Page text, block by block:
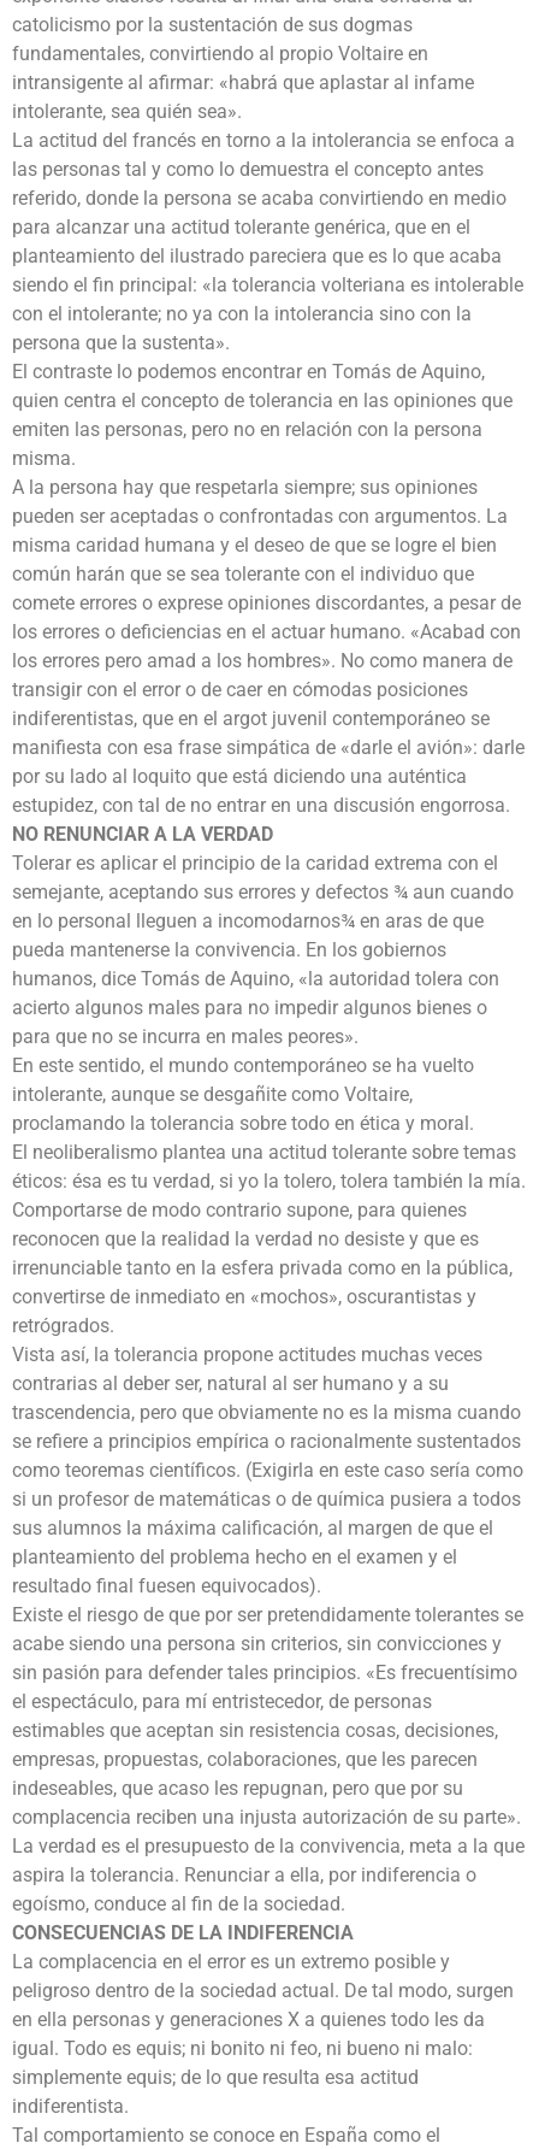
catolicismo por la sustentación de sus dogmas
fundamentales, convirtiendo al propio Voltaire en
intransigente al afirmar: «habrá que aplastar al infame
intolerante, sea quién sea».
La actitud del francés en torno a la intolerancia se enfoca a
las personas tal y como lo demuestra el concepto antes
referido, donde la persona se acaba convirtiendo en medio
para alcanzar una actitud tolerante genérica, que en el
planteamiento del ilustrado pareciera que es lo que acaba
siendo el fin principal: «la tolerancia volteriana es intolerable
con el intolerante; no ya con la intolerancia sino con la
persona que la sustenta».
El contraste lo podemos encontrar en Tomás de Aquino,
quien centra el concepto de tolerancia en las opiniones que
emiten las personas, pero no en relación con la persona
misma.
A la persona hay que respetarla siempre; sus opiniones
pueden ser aceptadas o confrontadas con argumentos. La
misma caridad humana y el deseo de que se logre el bien
común harán que se sea tolerante con el individuo que
comete errores o exprese opiniones discordantes, a pesar de
los errores o deficiencias en el actuar humano. «Acabad con
los errores pero amad a los hombres». No como manera de
transigir con el error o de caer en cómodas posiciones
indiferentistas, que en el argot juvenil contemporáneo se
manifiesta con esa frase simpática de «darle el avión»: darle
por su lado al loquito que está diciendo una auténtica
estupidez, con tal de no entrar en una discusión engorrosa.
NO RENUNCIAR A LA VERDAD
Tolerar es aplicar el principio de la caridad extrema con el
semejante, aceptando sus errores y defectos ¾ aun cuando
en lo personal lleguen a incomodarnos¾ en aras de que
pueda mantenerse la convivencia. En los gobiernos
humanos, dice Tomás de Aquino, «la autoridad tolera con
acierto algunos males para no impedir algunos bienes o
para que no se incurra en males peores».
En este sentido, el mundo contemporáneo se ha vuelto
intolerante, aunque se desgañite como Voltaire,
proclamando la tolerancia sobre todo en ética y moral.
El neoliberalismo plantea una actitud tolerante sobre temas
éticos: ésa es tu verdad, si yo la tolero, tolera también la mía.
Comportarse de modo contrario supone, para quienes
reconocen que la realidad la verdad no desiste y que es
irrenunciable tanto en la esfera privada como en la pública,
convertirse de inmediato en «mochos», oscurantistas y
retrógrados.
Vista así, la tolerancia propone actitudes muchas veces
contrarias al deber ser, natural al ser humano y a su
trascendencia, pero que obviamente no es la misma cuando
se refiere a principios empírica o racionalmente sustentados
como teoremas científicos. (Exigirla en este caso sería como
si un profesor de matemáticas o de química pusiera a todos
sus alumnos la máxima calificación, al margen de que el
planteamiento del problema hecho en el examen y el
resultado final fuesen equivocados).
Existe el riesgo de que por ser pretendidamente tolerantes se
acabe siendo una persona sin criterios, sin convicciones y
sin pasión para defender tales principios. «Es frecuentísimo
el espectáculo, para mí entristecedor, de personas
estimables que aceptan sin resistencia cosas, decisiones,
empresas, propuestas, colaboraciones, que les parecen
indeseables, que acaso les repugnan, pero que por su
complacencia reciben una injusta autorización de su parte».
La verdad es el presupuesto de la convivencia, meta a la que
aspira la tolerancia. Renunciar a ella, por indiferencia o
egoísmo, conduce al fin de la sociedad.
CONSECUENCIAS DE LA INDIFERENCIA
La complacencia en el error es un extremo posible y
peligroso dentro de la sociedad actual. De tal modo, surgen
en ella personas y generaciones X a quienes todo les da
igual. Todo es equis; ni bonito ni feo, ni bueno ni malo:
simplemente equis; de lo que resulta esa actitud
indiferentista.
Tal comportamiento se conoce en España como el